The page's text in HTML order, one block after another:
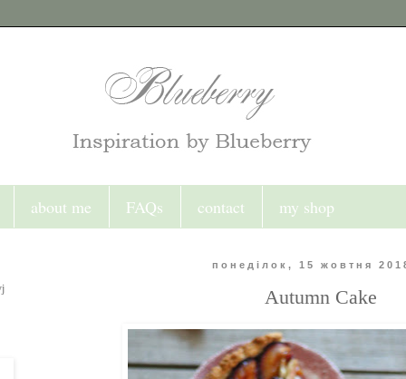
about me FAQs contact my shop
понеділок, 15 жовтня
Autumn Cake